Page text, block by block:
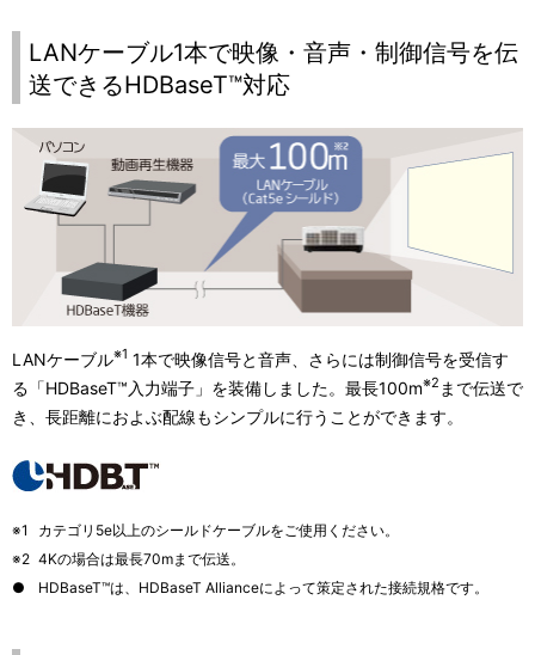
LANケーブル1本で映像・音声・制御信号を伝
送できるHDBaseT™対応
LANケーブル※1 1本で映像信号と音声、さらには制御信号を受信す
る「HDBaseT™入力端子」を装備しました。最長100m※2 まで伝送で
き、長距離におよぶ配線もシンプルに行うことができます。
※1
カテゴリ5e以上のシールドケーブルをご使用ください。
※2 4Kの場合は最長70mまで伝送。
●
HDBaseT™は、HDBaseT Allianceによって策定された接続規格です。